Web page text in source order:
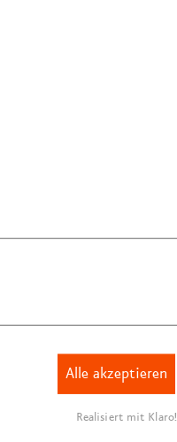
Alle akzeptieren
Realisiert mit Klaro!